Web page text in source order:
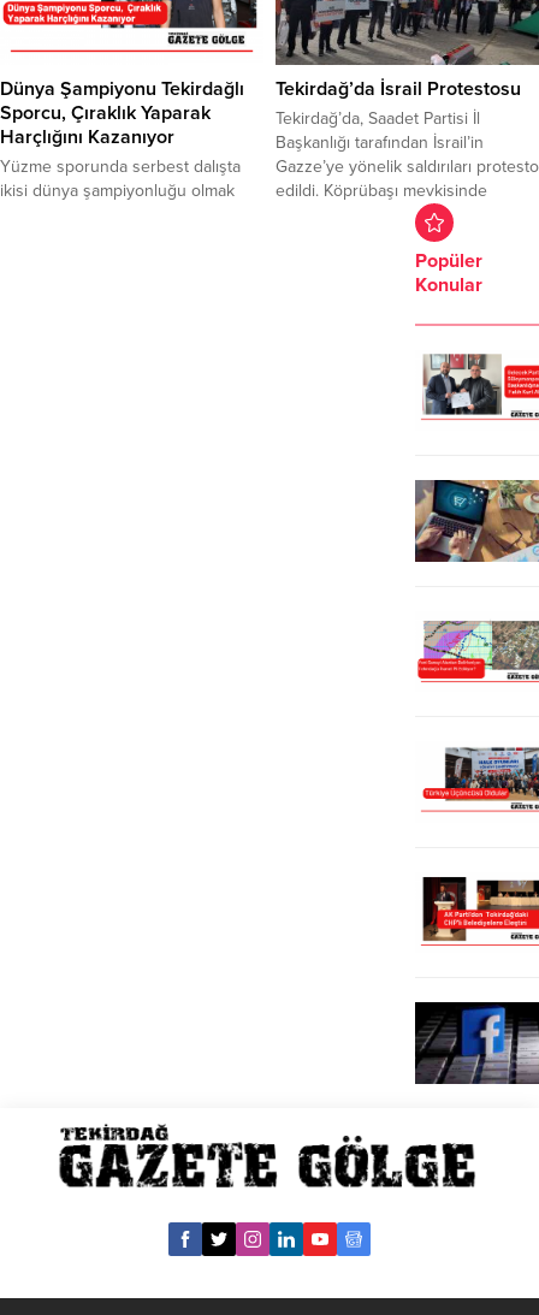
partisinin belediye başkan
adaylarına destek istedi. Erdoğan’a
atanamayan öğretmenlerin
durumunu yakından takip ettiklerini
belirterek, hükümeti eleştirdi.
Tekirdağ programına
Marmaraereğlisi ilçesinden
başlayan Akşener, esnafı ziyaret
Yapılan açıklamaya göre, yatırım
kapsamında ilk dört elektrikli
terminal traktörü mart ayından bu
yana liman operasyonlarında
kullanılmaya başlandı. Çin üretimi
Sinotruk HOVA marka araçlar, 220
kW güç...
Dünya Şampiyonu Tekirdağlı
Sporcu, Çıraklık Yaparak
Harçlığını Kazanıyor
Yüzme sporunda serbest dalışta
ikisi dünya şampiyonluğu olmak
Tekirdağ’da İsrail Protestosu
Tekirdağ’da, Saadet Partisi İl
Başkanlığı tarafından İsrail’in
Gazze’ye yönelik saldırıları protesto
edildi. Köprübaşı mevkisinde
toplanan partililer, ellerinde Türk ve
Filistin bayrakları taşıyarak İsrail
aleyhine sloganlar attı. Saadet
Partisi İl Başkanı Halil İbrahim Kart,
Hamas lideri Yahya Sinvar’ın
mücadelesinin ve kararlılığının
Popüler
Konular